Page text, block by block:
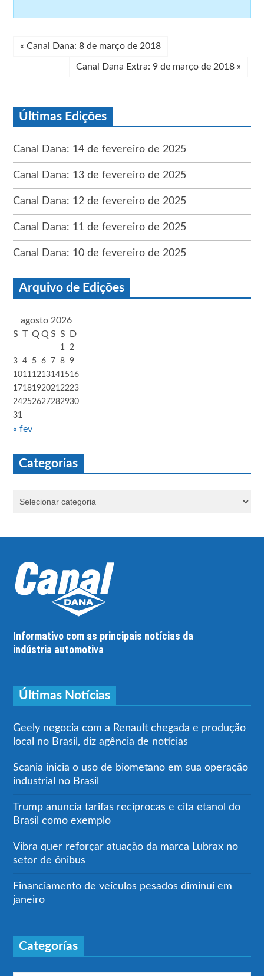
« Canal Dana: 8 de março de 2018
Canal Dana Extra: 9 de março de 2018 »
Últimas Edições
Canal Dana: 14 de fevereiro de 2025
Canal Dana: 13 de fevereiro de 2025
Canal Dana: 12 de fevereiro de 2025
Canal Dana: 11 de fevereiro de 2025
Canal Dana: 10 de fevereiro de 2025
Arquivo de Edições
agosto 2026
S T Q Q S S D
1
2
3 4 5 6 7 8 9
1011 1213141516
1718192021 2223
24252627282930
31
« fev
Categorias
Informativo com as principais notícias da
indústria automotiva
Últimas Notícias
Geely negocia com a Renault chegada e produção
local no Brasil, diz agência de notícias
Scania inicia o uso de biometano em sua operação
industrial no Brasil
Trump anuncia tarifas recíprocas e cita etanol do
Brasil como exemplo
Vibra quer reforçar atuação da marca Lubrax no
setor de ônibus
Financiamento de veículos pesados diminui em
janeiro
Categorías